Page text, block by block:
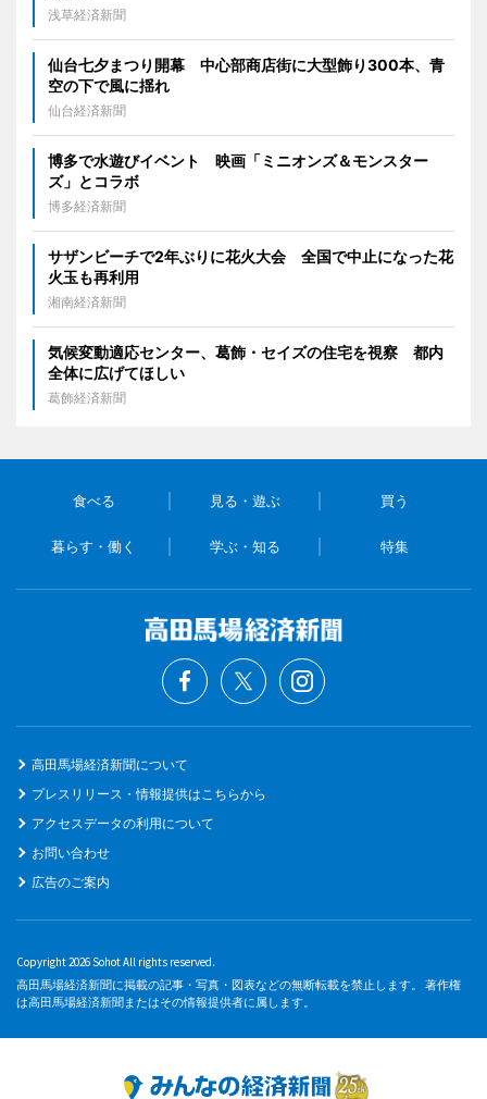
浅草経済新聞
仙台七夕まつり開幕 中心部商店街に大型飾り300本、青
空の下で風に揺れ
仙台経済新聞
博多で水遊びイベント 映画「ミニオンズ＆モンスター
ズ」とコラボ
博多経済新聞
サザンビーチで2年ぶりに花火大会 全国で中止になった花
火玉も再利用
湘南経済新聞
気候変動適応センター、葛飾・セイズの住宅を視察 都内
全体に広げてほしい
葛飾経済新聞
食べる 見る・遊ぶ 買う
暮らす・働く 学ぶ・知る 特集
高田馬場経済新聞について
プレスリリース・情報提供はこちらから
アクセスデータの利用について
お問い合わせ
広告のご案内
Copyright 2026 Sohot All rights reserved.
高田馬場経済新聞に掲載の記事・写真・図表などの無断転載を禁止します。 著作権
は高田馬場経済新聞またはその情報提供者に属します。